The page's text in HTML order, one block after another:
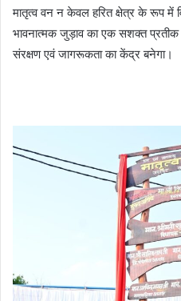
मातृत्व वन न केवल हरित क्षेत्र के रूप में
भावनात्मक जुड़ाव का एक सशक्त
संरक्षण एवं जागरूकता का केंद्र बनेगा।